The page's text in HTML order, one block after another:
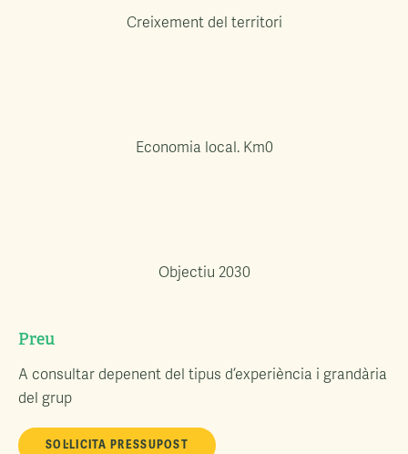
Creixement del territori
Economia local. Km0
Objectiu 2030
Preu
A consultar depenent del tipus d’experiència i grandària
del grup
SOL·LICITA PRESSUPOST